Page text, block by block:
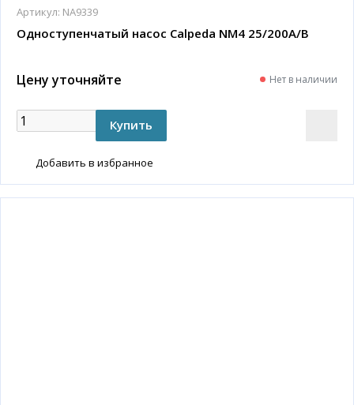
Артикул: NA9339
Одноступенчатый насос Calpeda NM4 25/200A/B
Цену уточняйте Нет в наличии
Добавить в избранное